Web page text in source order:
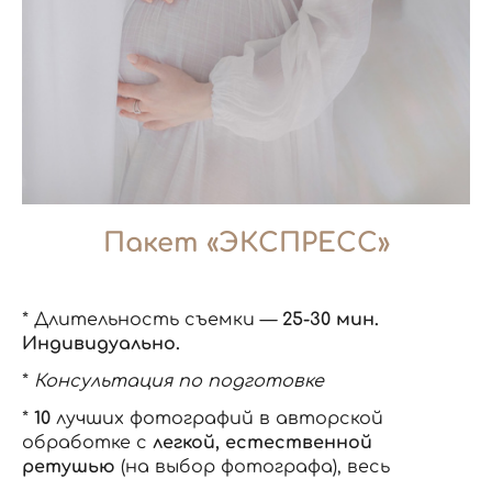
Пакет «ЭКСПРЕСС»
* Длительность съемки — 25-30 мин.
Индивидуально.
* Консультация по подготовке
* 10 лучших фотографий в авторской
обработке с легкой, естественной
ретушью (на выбор фотографа), весь